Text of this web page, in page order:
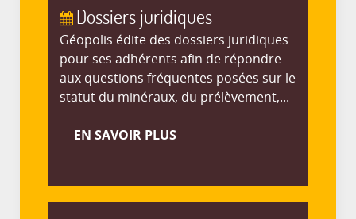
Dossiers juridiques
Géopolis édite des dossiers juridiques
pour ses adhérents afin de répondre
aux questions fréquentes posées sur le
statut du minéraux, du prélèvement,...
EN SAVOIR PLUS